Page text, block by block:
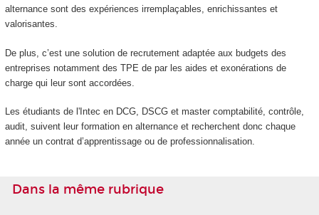
alternance sont des expériences irremplaçables, enrichissantes et
valorisantes.
De plus, c’est une solution de recrutement adaptée aux budgets des
entreprises notamment des TPE de par les aides et exonérations de
charge qui leur sont accordées.
Les étudiants de l'Intec en DCG, DSCG et master comptabilité, contrôle,
audit, suivent leur formation en alternance et recherchent donc chaque
année un contrat d’apprentissage ou de professionnalisation.
Dans la même rubrique